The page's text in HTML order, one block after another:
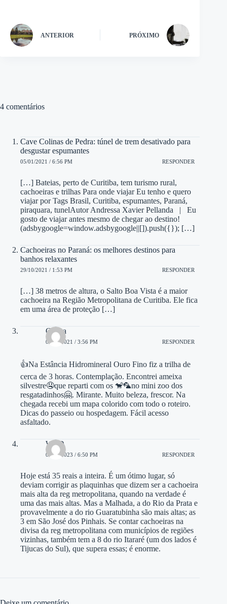
ANTERIOR PRÓXIMO
4 comentários
Cave Colinas de Pedra: túnel de trem desativado para
desgustar espumantes
05/01/2021 / 6:56 PM RESPONDER
[…] Bateias, perto de Curitiba, tem turismo rural,
cachoeiras e trilhas Para onde viajar Eu tenho e quero
viajar por Tags Brasil, Curitiba, espumantes, Paraná,
piraquara, tunelAutor Andressa Xavier Pellanda | Eu
gosto de viajar antes mesmo de chegar ao destino!
(adsbygoogle=window.adsbygoogle||[]).push({}); […]
Cachoeiras no Paraná: os melhores destinos para
banhos relaxantes
29/10/2021 / 1:53 PM RESPONDER
[…] 38 metros de altura, o Salto Boa Vista é a maior
cachoeira na Região Metropolitana de Curitiba. Ele fica
em uma área de proteção […]
Celina
02/11/2021 / 3:56 PM RESPONDER
👍Na Estância Hidromineral Ouro Fino fiz a trilha de
cerca de 3 horas. Contemplação. Encontrei ameixa
silvestre🤤que reparti com os 🐒🦜no mini zoo dos
resgatadinhos🤗. Mirante. Muito beleza, frescor. Na
chegada recebi um mapa colorido com todo o roteiro.
Dicas do passeio ou hospedagem. Fácil acesso
asfaltado.
WTD
04/04/2023 / 6:50 PM RESPONDER
Hoje está 35 reais a inteira. É um ótimo lugar, só
deviam corrigir as plaquinhas que dizem ser a cachoeira
mais alta da reg metropolitana, quando na verdade é
uma das mais altas. Mas a Malhada, a do Rio da Prata e
provavelmente a do rio Guaratubinha são mais altas; as
3 em São José dos Pinhais. Se contar cachoeiras na
divisa da reg metropolitana com municípios de regiões
vizinhas, também tem a 8 do rio Itararé (um dos lados é
Tijucas do Sul), que supera essas; é enorme.